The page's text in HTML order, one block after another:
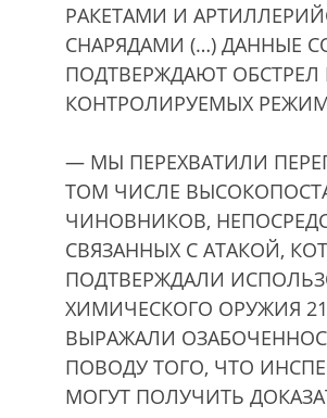
РАКЕТАМИ И
СНАРЯДАМИ (…) ДАННЫЕ
ПОДТВЕРЖДАЮТ ОБСТРЕЛ
КОНТРОЛИРУЕМЫХ
— МЫ ПЕРЕХВАТИЛИ
ТОМ ЧИСЛЕ
ЧИНОВНИКОВ,
СВЯЗАННЫХ С АТАКОЙ,
ПОДТВЕРЖДАЛИ
ХИМИЧЕСКОГО ОРУЖИЯ 21
ВЫРАЖАЛИ
ПОВОДУ ТОГО, ЧТО
МОГУТ ПОЛУЧИТЬ